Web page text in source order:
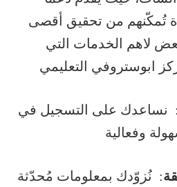
تُمكّنهم من تحقيق أقصى
لاهم الخدمات التي
ابوستروفي التعليمي
: نساعدك على التسجيل في
وفعالية
: نُزوّدك بمعلومات مُحدّثة